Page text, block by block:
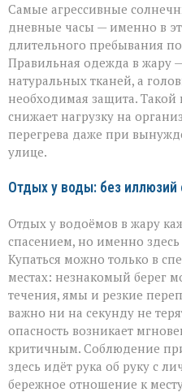
Самые агрессивные
дневные часы — именно в
длительного пребывания
Правильная одежда в жару
натуральных тканей, а
необходимая защита. Такой
снижает нагрузку на
перегрева даже при
улице.
Отдых у воды: без иллюзий
Отдых у водоёмов в жару
спасением, но именно
Купаться можно только в
местах: незнакомый берег
течения, ямы и резкие
важно ни на секунду не
опасность возникает
критичным. Соблюдение
здесь идёт рука об руку с
бережное отношение к